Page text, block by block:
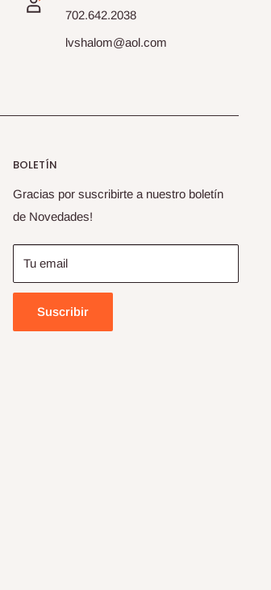
702.642.2038
lvshalom@aol.com
BOLETÍN
Gracias por suscribirte a nuestro boletín
de Novedades!
Tu email
Suscribir